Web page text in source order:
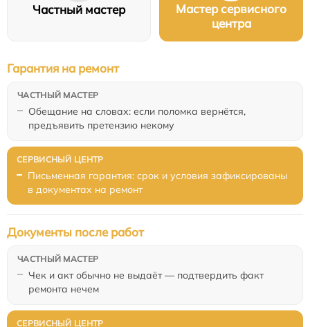
Частный мастер
Мастер сервисного
центра
Обещание на словах: если поломка вернётся,
предъявить претензию некому
Гарантия на ремонт
Письменная гарантия: срок и условия зафиксированы
в документах на ремонт
Чек и акт обычно не выдаёт — подтвердить факт
ремонта нечем
Документы после работ